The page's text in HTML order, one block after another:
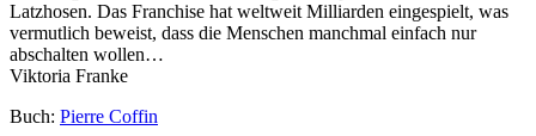
Latzhosen. Das Franchise hat weltweit Milliarden eingespielt, was
vermutlich beweist, dass die Menschen manchmal einfach nur
abschalten wollen…
Viktoria Franke
Buch: Pierre Coffin